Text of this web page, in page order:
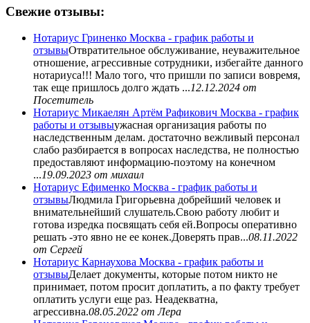
Свежие отзывы:
Нотариус Гриненко Москва - график работы и
отзывыОтвратительное обслуживание, неуважительное
отношение, агрессивные сотрудники, избегайте данного
нотариуса!!! Мало того, что пришли по записи вовремя,
так еще пришлось долго ждать ...12.12.2024 от
Посетитель
Нотариус Микаелян Артём Рафикович Москва - график
работы и отзывыужасная организация работы по
наследственным делам. достаточно вежливый персонал
слабо разбирается в вопросах наследства, не полностью
предоставляют информацию-поэтому на конечном
...19.09.2023 от михаил
Нотариус Ефименко Москва - график работы и
отзывыЛюдмила Григорьевна добрейший человек и
внимательнейший слушатель.Свою работу любит и
готова изредка посвящать себя ей.Вопросы оперативно
решать -это явно не ее конек.Доверять прав...08.11.2022
от Сергей
Нотариус Карнаухова Москва - график работы и
отзывыДелает документы, которые потом никто не
принимает, потом просит доплатить, а по факту требует
оплатить услуги еще раз. Неадекватна,
агрессивна.08.05.2022 от Лера